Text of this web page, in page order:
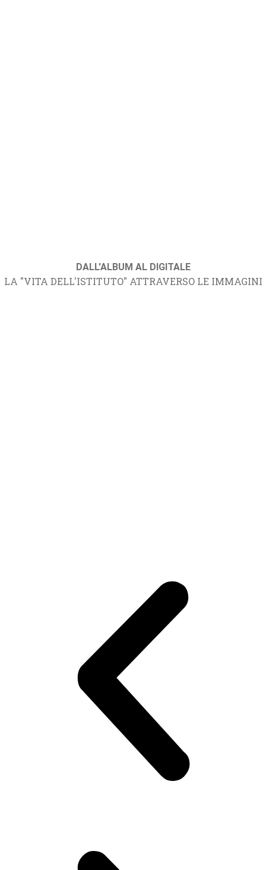
DALL'ALBUM AL DIGITALE
LA "VITA DELL'ISTITUTO" ATTRAVERSO LE IMMAGINI